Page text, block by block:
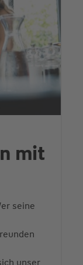
mit
seine